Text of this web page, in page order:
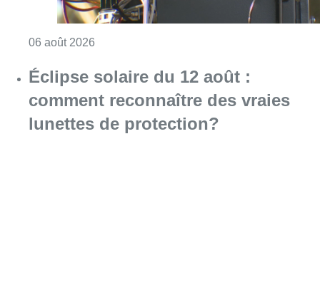
06 août 2026
Éclipse solaire du 12 août :
comment reconnaître des vraies
lunettes de protection?